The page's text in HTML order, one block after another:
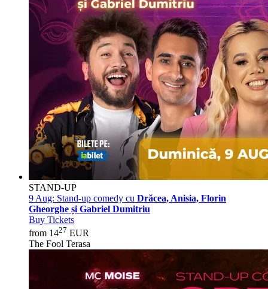
STAND-UP
9 Aug: Stand-up comedy cu Drăcea, Anisia, Florin
Gheorghe și Gabriel Dumitriu
Buy Tickets
from 1427 EUR
The Fool Terasa